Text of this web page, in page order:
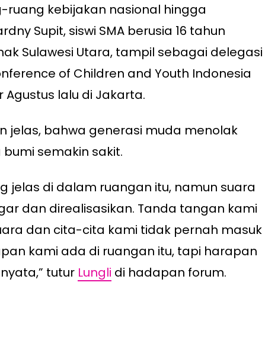
ruang kebijakan nasional hingga
Supit, siswi SMA berusia 16 tahun
Sulawesi Utara, tampil sebagai delegasi
of Children and Youth Indonesia
lalu di Jakarta.
jelas, bahwa generasi muda menolak
semakin sakit.
jelas di dalam ruangan itu, namun suara
dan direalisasikan. Tanda tangan kami
dan cita-cita kami tidak pernah masuk
kami ada di ruangan itu, tapi harapan
tutur Lungli di hadapan forum.